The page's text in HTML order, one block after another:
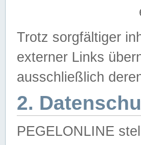
Trotz sorgfältiger
externer Links
ausschließlich
2.
PEGELONLINE